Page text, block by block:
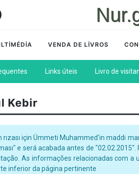
VENDA DE LİVROS
Links úteis Livro de
Kebir
için Ümmeti Muhammed'in maddi
e será acabada antes de
As informações relacionadas com a
inferior da página pertinente